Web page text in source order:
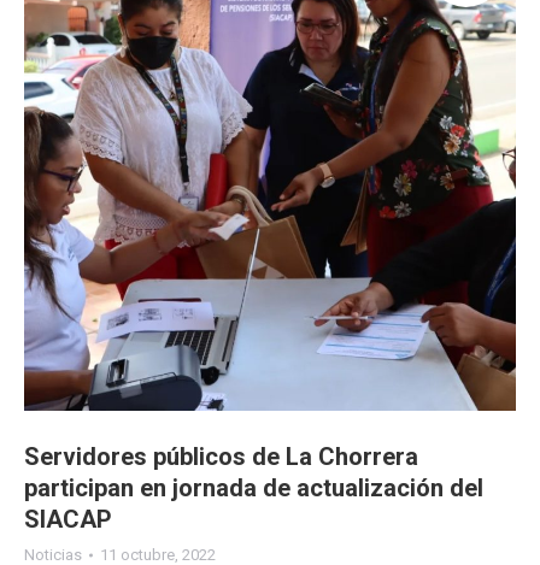
Servidores públicos de La Chorrera
participan en jornada de actualización del
SIACAP
Noticias 11 octubre, 2022